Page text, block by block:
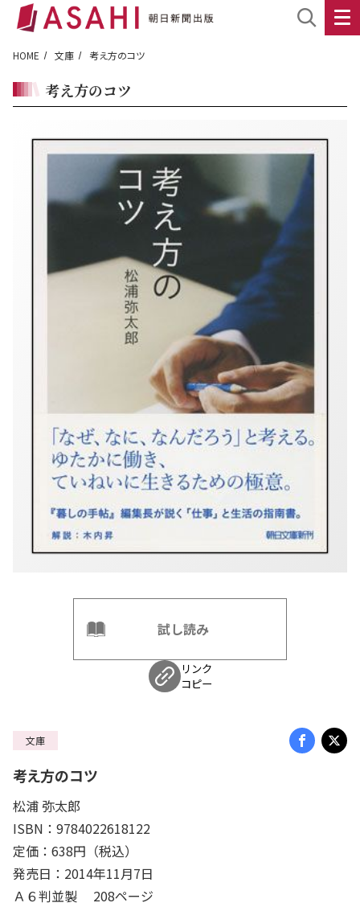
HOME 文庫 考え方のコツ
考え方のコツ
試し読み
リンク
コピー
文庫
考え方のコツ
松浦 弥太郎
ISBN：9784022618122
定価：638円（税込）
発売日：2014年11月7日
Ａ６判並製 208ページ